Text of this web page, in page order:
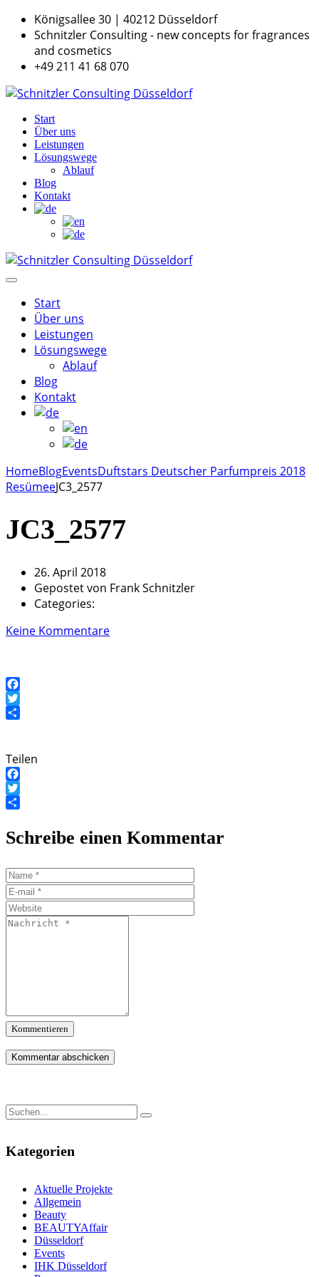
Königsallee 30 | 40212 Düsseldorf
Schnitzler Consulting - new concepts for fragrances
and cosmetics
+49 211 41 68 070
Start
Über uns
Leistungen
Lösungswege
Ablauf
Blog
Kontakt
Start
Über uns
Leistungen
Lösungswege
Ablauf
Blog
Kontakt
HomeBlogEventsDuftstars Deutscher Parfumpreis 2018
ResümeeJC3_2577
JC3_2577
26. April 2018
Gepostet von Frank Schnitzler
Categories:
Keine Kommentare
Facebook
Twitter
Teilen
Facebook
Twitter
Schreibe einen Kommentar
Kommentieren
Kategorien
Aktuelle Projekte
Allgemein
Beauty
BEAUTYAffair
Düsseldorf
Events
IHK Düsseldorf